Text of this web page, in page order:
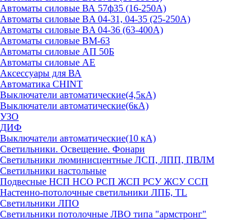
Автоматы силовые ВА 57ф35 (16-250А)
Автоматы силовые BA 04-31, 04-35 (25-250А)
Автоматы силовые BA 04-36 (63-400А)
Автоматы силовые ВМ-63
Автоматы силовые АП 50Б
Автоматы силовые АЕ
Аксессуары для ВА
Автоматика CHINT
Выключатели автоматические(4,5кА)
Выключатели автоматические(6кА)
УЗО
ДИФ
Выключатели автоматические(10 кА)
Светильники. Освещение. Фонари
Светильники люминисцентные ЛСП, ЛПП, ПВЛМ
Светильники настольные
Подвесные НСП НСО РСП ЖСП РСУ ЖСУ ССП
Настенно-потолочные светильники ЛПБ, TL
Светильники ЛПО
Светильники потолочные ЛВО типа "армстронг"